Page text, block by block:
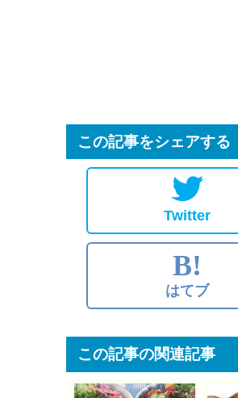
この記事をシェアする
Twitter
B!
はてブ
この記事の関連記事